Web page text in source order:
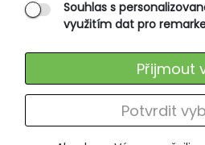
Souhlas s
využitím dat pro
Potvrdit
Přijmout
SLUŽBY ZÁKAZNÍKŮM
Výměna zboží